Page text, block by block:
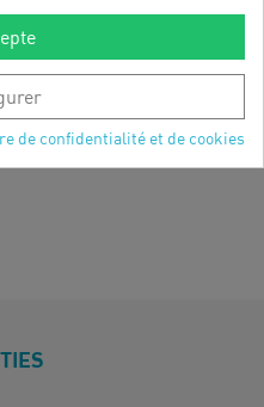
de confidentialité et de cookies